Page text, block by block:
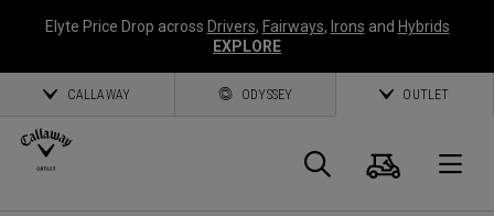
Elyte Price Drop across Drivers, Fairways, Irons and Hybrids
EXPLORE
CALLAWAY ODYSSEY OUTLET
Panier